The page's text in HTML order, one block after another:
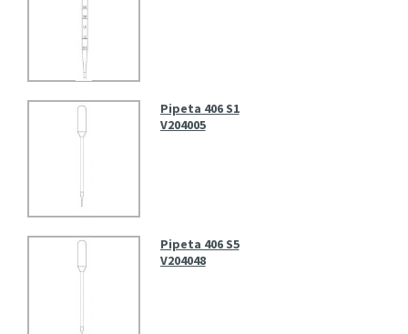
Pipeta 406 S1
V204005
Pipeta 406 S5
V204048